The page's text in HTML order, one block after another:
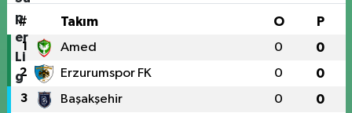
# Takım O P
1 Amed 0 0
2 Erzurumspor FK 0 0
3 Başakşehir 0 0